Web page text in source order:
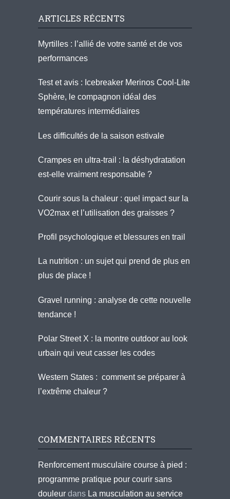
ARTICLES RÉCENTS
Myrtilles : l’allié de votre santé et de vos
performances
Test et avis : Icebreaker Merinos Cool-Lite
Sphère, le compagnon idéal des
températures intermédiaires
Les difficultés de la saison estivale
Crampes en ultra-trail : la déshydratation
est-elle vraiment responsable ?
Courir sous la chaleur : quel impact sur la
VO2max et l’utilisation des graisses ?
Profil psychologique et blessures en trail
La nutrition : un sujet qui prend de plus en
plus de place !
Gravel running : analyse de cette nouvelle
tendance !
Polar Street X : la montre outdoor au look
urbain qui veut casser les codes
Western States : comment se préparer à
l’extrême chaleur ?
COMMENTAIRES RÉCENTS
Renforcement musculaire course à pied :
programme pratique pour courir sans
douleur dans La musculation au service